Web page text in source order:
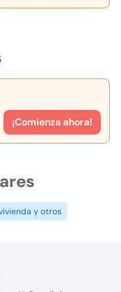
¡Comienza ahora!
y otros